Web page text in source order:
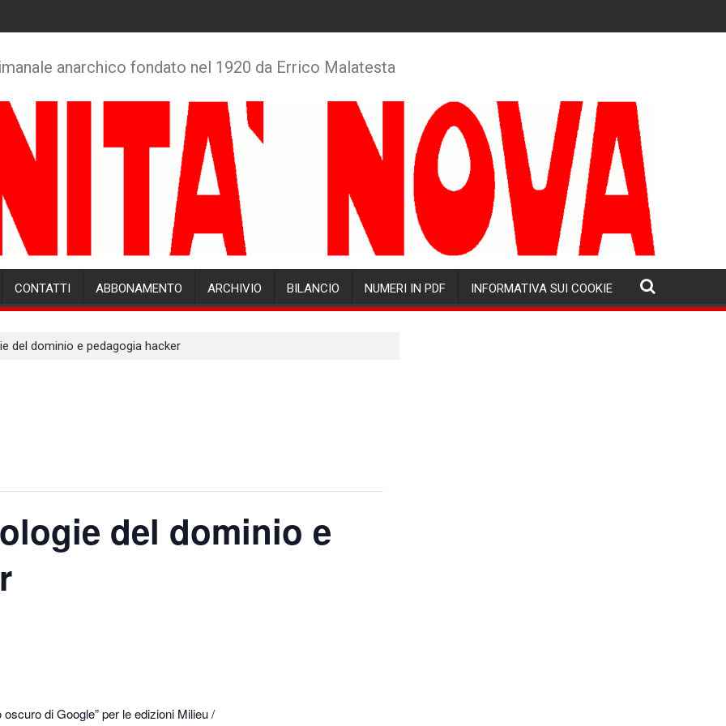
anarchico fondato nel 1920 da Errico Malatesta
CONTATTI ABBONAMENTO ARCHIVIO BILANCIO NUMERI IN PDF INFORMATIVA SUI COOKIE
del dominio e pedagogia hacker
del dominio e
di Google” per le edizioni Milieu /